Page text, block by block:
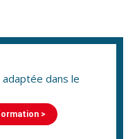
dans le